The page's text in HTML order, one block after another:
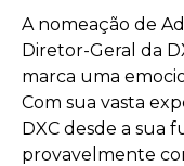
A nomeação de
Diretor-Geral da
marca uma
Com sua vasta
DXC desde a sua
provavelmente